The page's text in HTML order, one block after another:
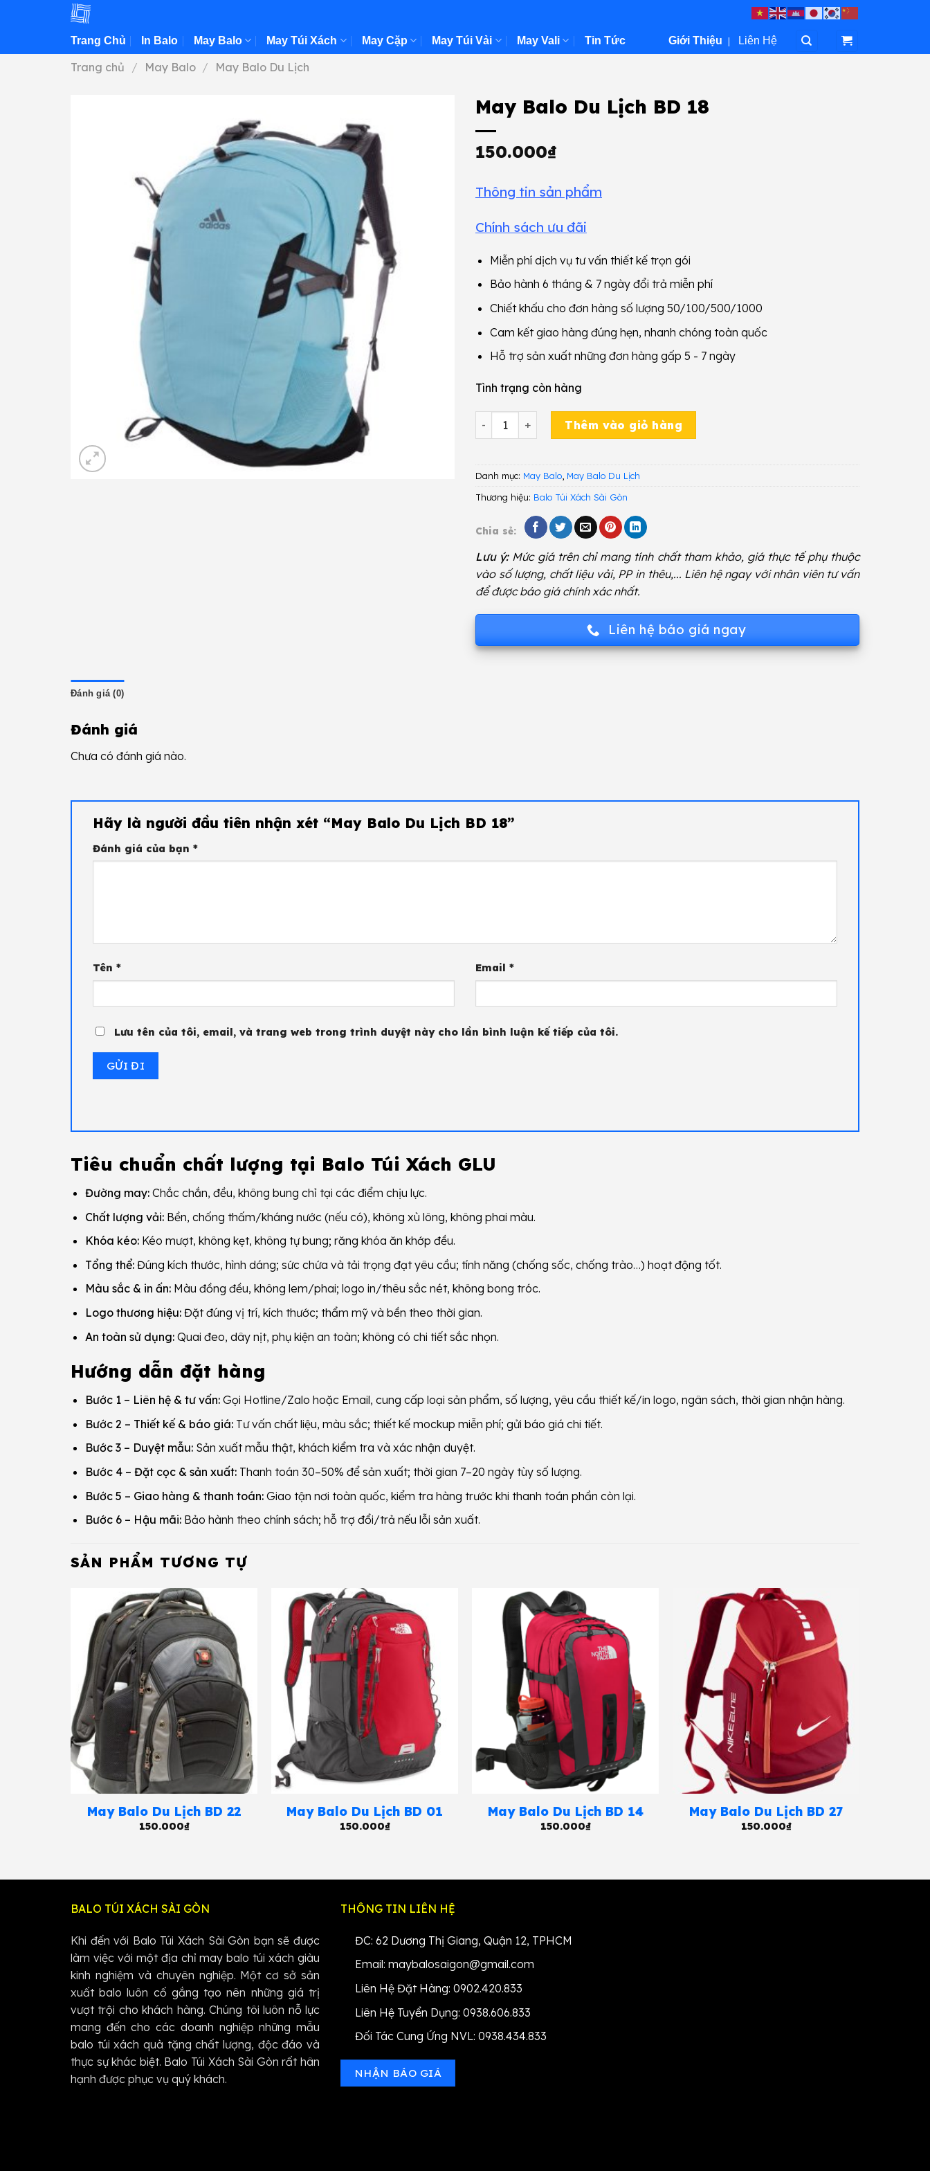
Trang Chủ In Balo May Balo May Túi Xách May Cặp May Túi Vải May Vali Tin Tức Giới Thiệu | Liên Hệ
Trang chủ / May Balo / May Balo Du Lịch
May Balo Du Lịch BD 18
150.000₫
Thông tin sản phẩm
Chính sách ưu đãi
Miễn phí dịch vụ tư vấn thiết kế trọn gói
Bảo hành 6 tháng & 7 ngày đổi trả miễn phí
Chiết khấu cho đơn hàng số lượng 50/100/500/1000
Cam kết giao hàng đúng hẹn, nhanh chóng toàn quốc
Hỗ trợ sản xuất những đơn hàng gấp 5 - 7 ngày
Tình trạng còn hàng
May Balo Du Lịch BD 18 số lượng
Thêm vào giỏ hàng
Danh mục: May Balo May Balo Du Lịch
Thương hiệu: Balo Túi Xách Sài Gòn
Chia sẻ:
Lưu ý:Mức giá trên chỉ mang tính chất tham khảo, giá thực tế phụ thuộc
vào số lượng, chất liệu vải, PP in thêu,... Liên hệ ngay với nhân viên tư vấn
để được báo giá chính xác nhất.
Liên hệ báo giá ngay
Đánh giá (0)
Đánh giá
Chưa có đánh giá nào.
Hãy là người đầu tiên nhận xét “May Balo Du Lịch BD 18”
Đánh giá của bạn *
Tên * Email *
Lưu tên của tôi, email, và trang web trong trình duyệt này cho lần bình luận kế tiếp của tôi.
Tiêu chuẩn chất lượng tại Balo Túi Xách GLU
Đường may:Chắc chắn, đều, không bung chỉ tại các điểm chịu lực.
Chất lượng vải:Bền, chống thấm/kháng nước (nếu có), không xù lông, không phai màu.
Khóa kéo:Kéo mượt, không kẹt, không tự bung; răng khóa ăn khớp đều.
Tổng thể:Đúng kích thước, hình dáng; sức chứa và tải trọng đạt yêu cầu; tính năng (chống sốc, chống trào…) hoạt động tốt.
Màu sắc & in ấn:Màu đồng đều, không lem/phai; logo in/thêu sắc nét, không bong tróc.
Logo thương hiệu:Đặt đúng vị trí, kích thước; thẩm mỹ và bền theo thời gian.
An toàn sử dụng:Quai đeo, dây nịt, phụ kiện an toàn; không có chi tiết sắc nhọn.
Hướng dẫn đặt hàng
Bước 1 – Liên hệ & tư vấn:Gọi Hotline/Zalo hoặc Email, cung cấp loại sản phẩm, số lượng, yêu cầu thiết kế/in logo, ngân sách, thời gian nhận hàng.
Bước 2 – Thiết kế & báo giá:Tư vấn chất liệu, màu sắc; thiết kế mockup miễn phí; gửi báo giá chi tiết.
Bước 3 – Duyệt mẫu:Sản xuất mẫu thật, khách kiểm tra và xác nhận duyệt.
Bước 4 – Đặt cọc & sản xuất:Thanh toán 30–50% để sản xuất; thời gian 7–20 ngày tùy số lượng.
Bước 5 – Giao hàng & thanh toán:Giao tận nơi toàn quốc, kiểm tra hàng trước khi thanh toán phần còn lại.
Bước 6 – Hậu mãi:Bảo hành theo chính sách; hỗ trợ đổi/trả nếu lỗi sản xuất.
SẢN PHẨM TƯƠNG TỰ
May Balo Du Lịch BD 22
150.000₫
May Balo Du Lịch BD 01
150.000₫
May Balo Du Lịch BD 14
150.000₫
May Balo Du Lịch BD 27
150.000₫
BALO TÚI XÁCH SÀI GÒN
Khi đến với Balo Túi Xách Sài Gòn bạn sẽ được
làm việc với một địa chỉ may balo túi xách giàu
kinh nghiệm và chuyên nghiệp. Một cơ sở sản
xuất balo luôn cố gắng tạo nên những giá trị
vượt trội cho khách hàng. Chúng tôi luôn nỗ lực
mang đến cho các doanh nghiệp những mẫu
balo túi xách quà tặng chất lượng, độc đáo và
thực sự khác biệt. Balo Túi Xách Sài Gòn rất hân
hạnh được phục vụ quý khách.
THÔNG TIN LIÊN HỆ
ĐC: 62 Dương Thị Giang, Quận 12, TPHCM
Email: maybalosaigon@gmail.com
Liên Hệ Đặt Hàng: 0902.420.833
Liên Hệ Tuyển Dụng: 0938.606.833
Đối Tác Cung Ứng NVL: 0938.434.833
NHẬN BÁO GIÁ